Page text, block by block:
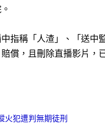
指稱「人渣」、「送中
償，且刪除直播影片，
火犯遭判無期徒刑